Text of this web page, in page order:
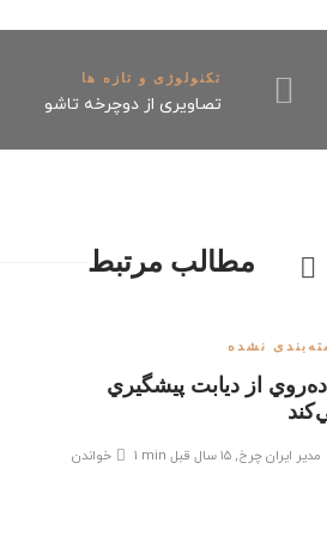
تکنولوژی و تازه ها
تصاویری از دوچرخه تاشو
مطالب مرتبط
نشده
از ديابت پيشگيري
مدیر ایران چرخ, ۱۵ سال قبل 1 min خواندن